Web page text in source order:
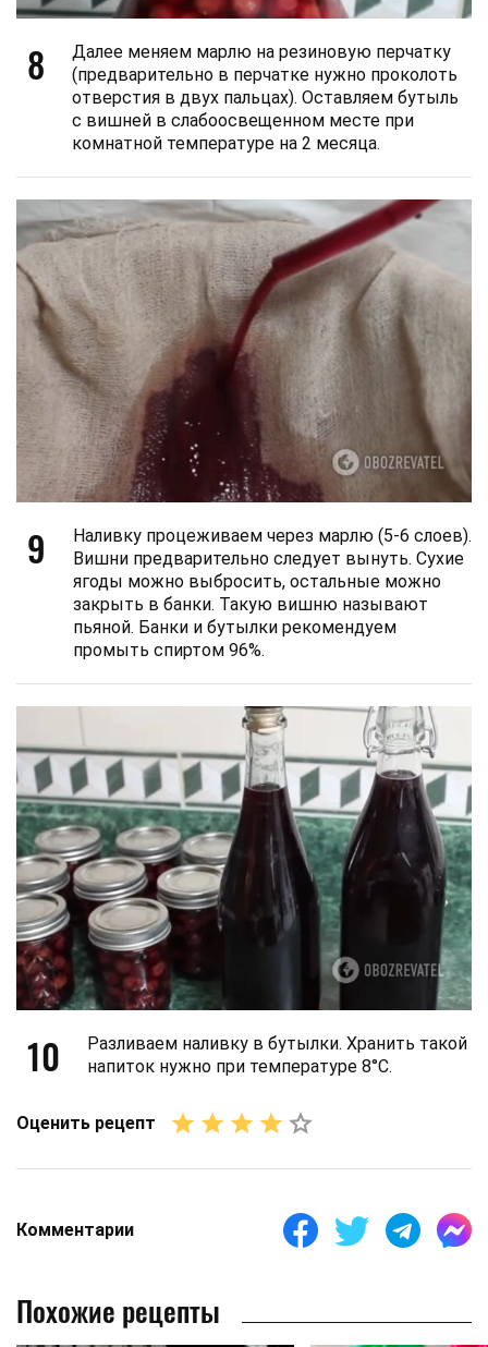
8
Далее меняем марлю на резиновую перчатку
(предварительно в перчатке нужно проколоть
отверстия в двух пальцах). Оставляем бутыль
с вишней в слабоосвещенном месте при
комнатной температуре на 2 месяца.
9
Наливку процеживаем через марлю (5-6 слоев).
Вишни предварительно следует вынуть. Сухие
ягоды можно выбросить, остальные можно
закрыть в банки. Такую вишню называют
пьяной. Банки и бутылки рекомендуем
промыть спиртом 96%.
10
Разливаем наливку в бутылки. Хранить такой
напиток нужно при температуре 8°С.
Оценить рецепт
Комментарии
Похожие рецепты